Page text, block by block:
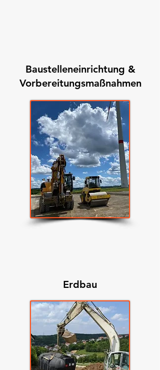
Baustelleneinrichtung &
Vorbereitungsmaßnahmen
Erdbau